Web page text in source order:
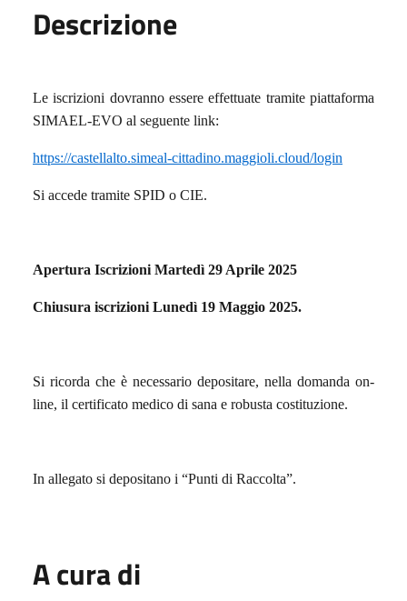
Descrizione
Le iscrizioni dovranno essere effettuate tramite piattaforma
SIMAEL-EVO al seguente link:
https://castellalto.simeal-cittadino.maggioli.cloud/login
Si accede tramite SPID o CIE.
Apertura Iscrizioni Martedì 29 Aprile 2025
Chiusura iscrizioni Lunedì 19 Maggio 2025.
Si ricorda che è necessario depositare, nella domanda on-
line, il certificato medico di sana e robusta costituzione.
In allegato si depositano i “Punti di Raccolta”.
A cura di